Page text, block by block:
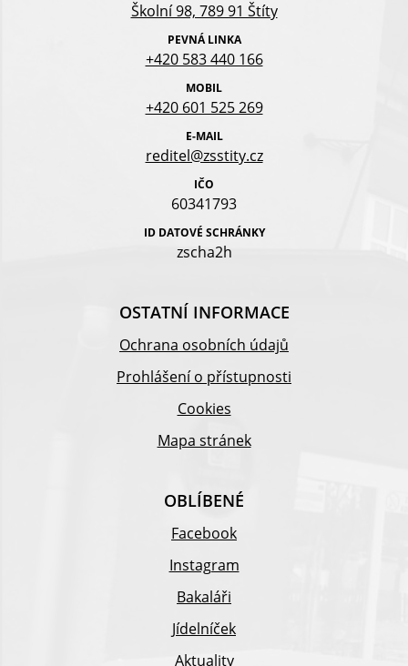
Školní 98, 789 91 Štíty
PEVNÁ LINKA
+420 583 440 166
MOBIL
+420 601 525 269
E-MAIL
reditel@zsstity.cz
IČO
60341793
ID DATOVÉ SCHRÁNKY
zscha2h
OSTATNÍ INFORMACE
Ochrana osobních údajů
Prohlášení o přístupnosti
Cookies
Mapa stránek
OBLÍBENÉ
Facebook
Instagram
Bakaláři
Jídelníček
Aktuality